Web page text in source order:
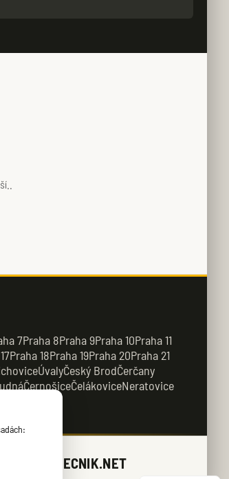
7Praha 8Praha 9Praha 10Praha 11
Praha 18Praha 19Praha 20Praha 21
ÚvalyČeský BrodČerčany
ČernošiceČelákoviceNeratovice
ZAMECNIK.NET